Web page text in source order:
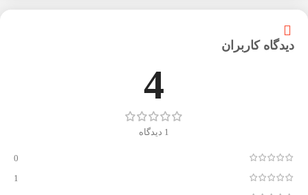
دیدگاه کاربران
4
1 دیدگاه
0
1